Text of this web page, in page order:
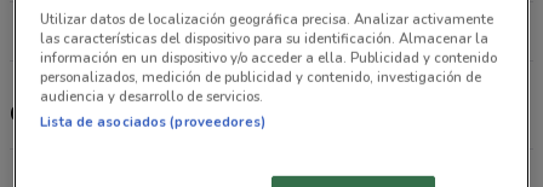
Todas las tiendas Go Mart
Go Mart
Utilizar datos de localización geográfica precisa. Analizar activamente
las características del dispositivo para su identificación. Almacenar la
información en un dispositivo y/o acceder a ella. Publicidad y contenido
personalizados, medición de publicidad y contenido, investigación de
audiencia y desarrollo de servicios.
Lista de asociados (proveedores)